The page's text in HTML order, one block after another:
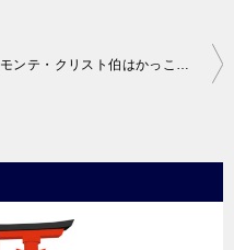
モンテ・クリスト伯はかっこいいぞ 18